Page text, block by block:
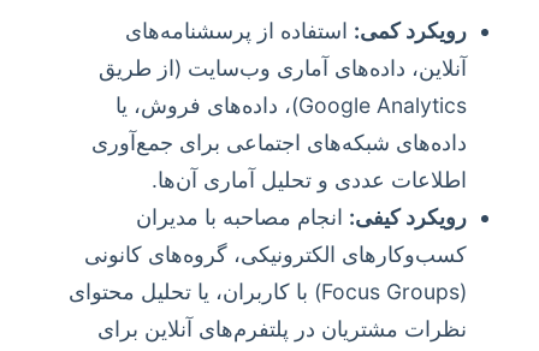
رویکرد کمی: استفاده از پرسشنامه‌های
آنلاین، داده‌های آماری وب‌سایت (از طریق
Google Analytics)، داده‌های فروش، یا
داده‌های شبکه‌های اجتماعی برای جمع‌آوری
اطلاعات عددی و تحلیل آماری آن‌ها.
رویکرد کیفی: انجام مصاحبه با مدیران
کسب‌وکارهای الکترونیکی، گروه‌های کانونی
(Focus Groups) با کاربران، یا تحلیل محتوای
نظرات مشتریان در پلتفرم‌های آنلاین برای